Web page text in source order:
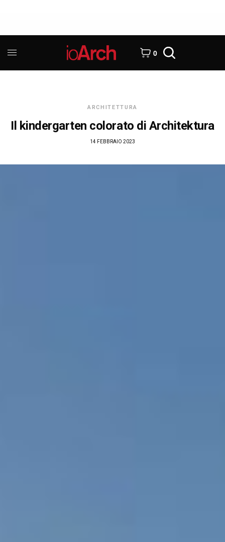
0
ARCHITETTURA
Il kindergarten colorato di Architektura
14 FEBBRAIO 2023